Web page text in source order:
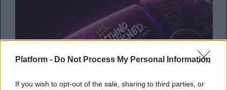
Platform - Do Not Process My Personal Information
If you wish to opt-out of the sale, sharing to third parties, or